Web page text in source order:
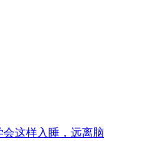
这样入睡，远离脑